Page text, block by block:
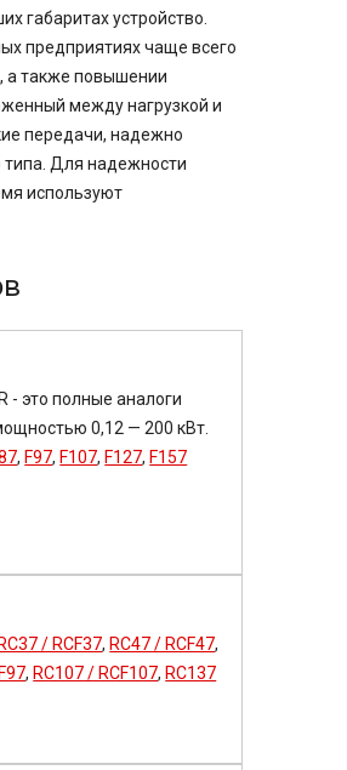
габаритах устройство.
предприятиях чаще всего
а также повышении
между нагрузкой и
передачи, надежно
типа. Для надежности
используют
- это полные аналоги
0,12 — 200 кВт.
, F97, F107, F127, F157
RC37 / RCF37, RC47 / RCF47,
, RC107 / RCF107, RC137